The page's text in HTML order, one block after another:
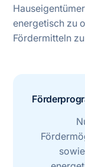
energetisch zu
Fördermitteln